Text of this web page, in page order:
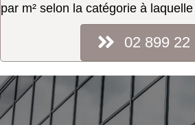
par m² selon la catégorie à
02 899 22